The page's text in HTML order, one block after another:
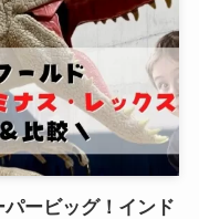
パービッグ！インド